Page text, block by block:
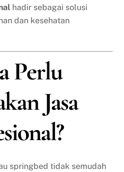
hadir sebagai solusi
dan kesehatan
Perlu
Jasa
springbed tidak semudah